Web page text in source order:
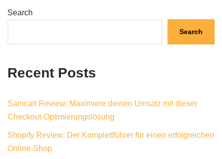
Search
Search
Recent Posts
Samcart Review: Maximiere deinen Umsatz mit dieser
Checkout-Optimierungslösung
Shopify Review: Der Komplettführer für einen erfolgreichen
Online-Shop